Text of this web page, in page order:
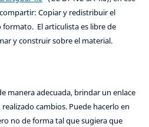
Copiar y redistribuir el
El articulista es libre de
y construir sobre el material.
manera adecuada, brindar un enlace
cambios. Puede hacerlo en
no de forma tal que sugiera que